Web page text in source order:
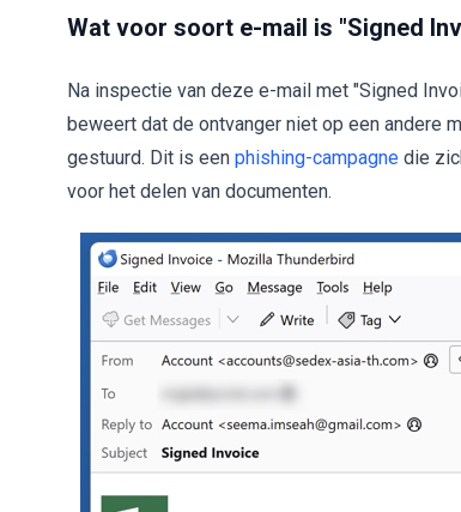
Wat voor soort e-mail is "Signed
Na inspectie van deze e-mail met "Signed
beweert dat de ontvanger niet op een andere
gestuurd. Dit is een phishing-campagne die
voor het delen van documenten.